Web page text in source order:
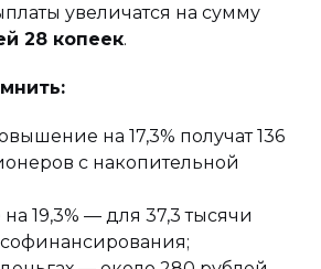
увеличатся на сумму
28 копеек.
на 17,3% получат 136
с накопительной
19,3% — для 37,3 тысячи